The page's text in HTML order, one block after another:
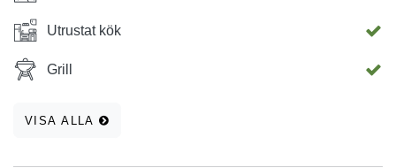
Utrustat kök
Grill
VISA ALLA